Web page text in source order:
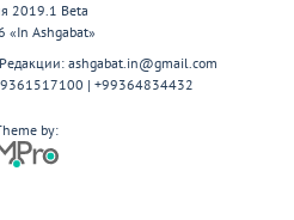
2019.1 Beta
«In Ashgabat»
ashgabat.in@gmail.com
| +99364834432
by: